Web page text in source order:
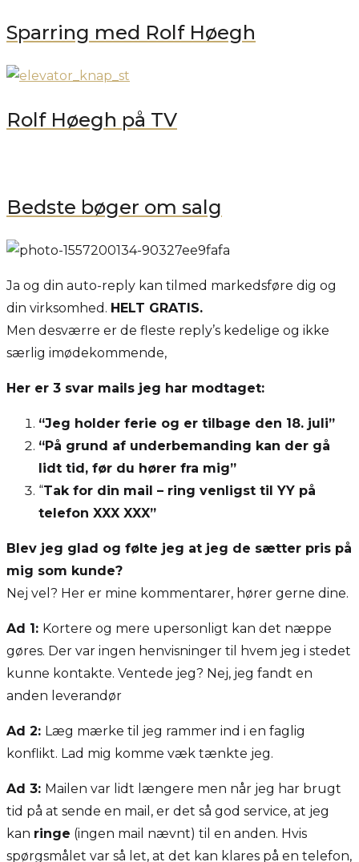
Sparring med Rolf Høegh
Rolf Høegh på TV
Bedste bøger om salg
Ja og din auto-reply kan tilmed markedsføre dig og
din virksomhed. HELT GRATIS.
Men desværre er de fleste reply’s kedelige og ikke
særlig imødekommende,
Her er 3 svar mails jeg har modtaget:
“Jeg holder ferie og er tilbage den 18. juli”
“På grund af underbemanding kan der gå
lidt tid, før du hører fra mig”
“Tak for din mail – ring venligst til YY på
telefon XXX XXX”
Blev jeg glad og følte jeg at jeg de sætter pris på
mig som kunde?
Nej vel? Her er mine kommentarer, hører gerne dine.
Ad 1: Kortere og mere upersonligt kan det næppe
gøres. Der var ingen henvisninger til hvem jeg i stedet
kunne kontakte. Ventede jeg? Nej, jeg fandt en
anden leverandør
Ad 2: Læg mærke til jeg rammer ind i en faglig
konflikt. Lad mig komme væk tænkte jeg.
Ad 3: Mailen var lidt længere men når jeg har brugt
tid på at sende en mail, er det så god service, at jeg
kan ringe (ingen mail nævnt) til en anden. Hvis
spørgsmålet var så let, at det kan klares på en telefon,